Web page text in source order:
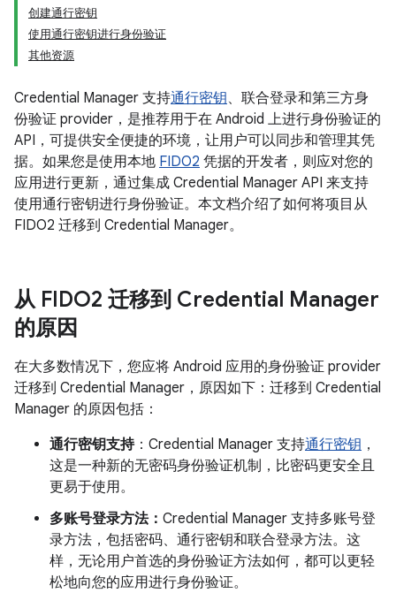
创建通行密钥
使用通行密钥进行身份验证
其他资源
Credential Manager 支持通行密钥、联合登录和第三方身
份验证 provider，是推荐用于在 Android 上进行身份验证的
API，可提供安全便捷的环境，让用户可以同步和管理其凭
据。如果您是使用本地 FIDO2 凭据的开发者，则应对您的
应用进行更新，通过集成 Credential Manager API 来支持
使用通行密钥进行身份验证。本文档介绍了如何将项目从
FIDO2 迁移到 Credential Manager。
从 FIDO2 迁移到 Credential Manager
的原因
在大多数情况下，您应将 Android 应用的身份验证 provider
迁移到 Credential Manager，原因如下：迁移到 Credential
Manager 的原因包括：
通行密钥支持：Credential Manager 支持通行密钥 ，
这是一种新的无密码身份验证机制，比密码更安全且
更易于使用。
多账号登录方法： Credential Manager 支持多账号登
录方法，包括密码、通行密钥和联合登录方法。这
样，无论用户首选的身份验证方法如何，都可以更轻
松地向您的应用进行身份验证。